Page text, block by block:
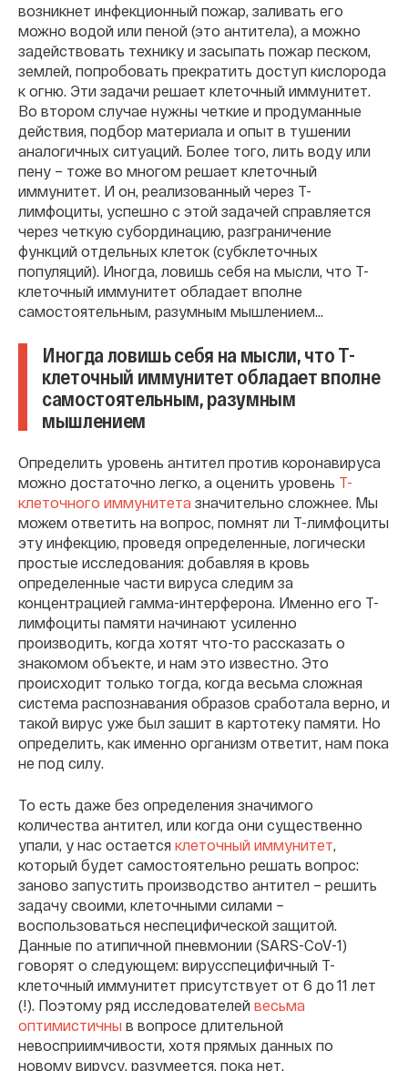
возникнет инфекционный пожар, заливать его
можно водой или пеной (это антитела), а можно
задействовать технику и засыпать пожар песком,
землей, попробовать прекратить доступ кислорода
к огню. Эти задачи решает клеточный иммунитет.
Во втором случае нужны четкие и продуманные
действия, подбор материала и опыт в тушении
аналогичных ситуаций. Более того, лить воду или
пену – тоже во многом решает клеточный
иммунитет. И он, реализованный через Т-
лимфоциты, успешно с этой задачей справляется
через четкую субординацию, разграничение
функций отдельных клеток (субклеточных
популяций). Иногда, ловишь себя на мысли, что Т-
клеточный иммунитет обладает вполне
самостоятельным, разумным мышлением…
Иногда ловишь себя на мысли, что Т-
клеточный иммунитет обладает вполне
самостоятельным, разумным
мышлением
Определить уровень антител против коронавируса
можно достаточно легко, а оценить уровень Т-
клеточного иммунитета значительно сложнее. Мы
можем ответить на вопрос, помнят ли Т-лимфоциты
эту инфекцию, проведя определенные, логически
простые исследования: добавляя в кровь
определенные части вируса следим за
концентрацией гамма-интерферона. Именно его Т-
лимфоциты памяти начинают усиленно
производить, когда хотят что-то рассказать о
знакомом объекте, и нам это известно. Это
происходит только тогда, когда весьма сложная
система распознавания образов сработала верно, и
такой вирус уже был зашит в картотеку памяти. Но
определить, как именно организм ответит, нам пока
не под силу.
То есть даже без определения значимого
количества антител, или когда они существенно
упали, у нас остается клеточный иммунитет
который будет самостоятельно решать вопрос:
заново запустить производство антител – решить
задачу своими, клеточными силами –
воспользоваться неспецифической защитой.
Данные по атипичной пневмонии (SARS-CoV-1)
говорят о следующем: вирусспецифичный Т-
клеточный иммунитет присутствует от 6 до 11 лет
(!). Поэтому ряд исследователей весьма
оптимистичны в вопросе длительной
невосприимчивости, хотя прямых данных по
новому вирусу, разумеется, пока нет.